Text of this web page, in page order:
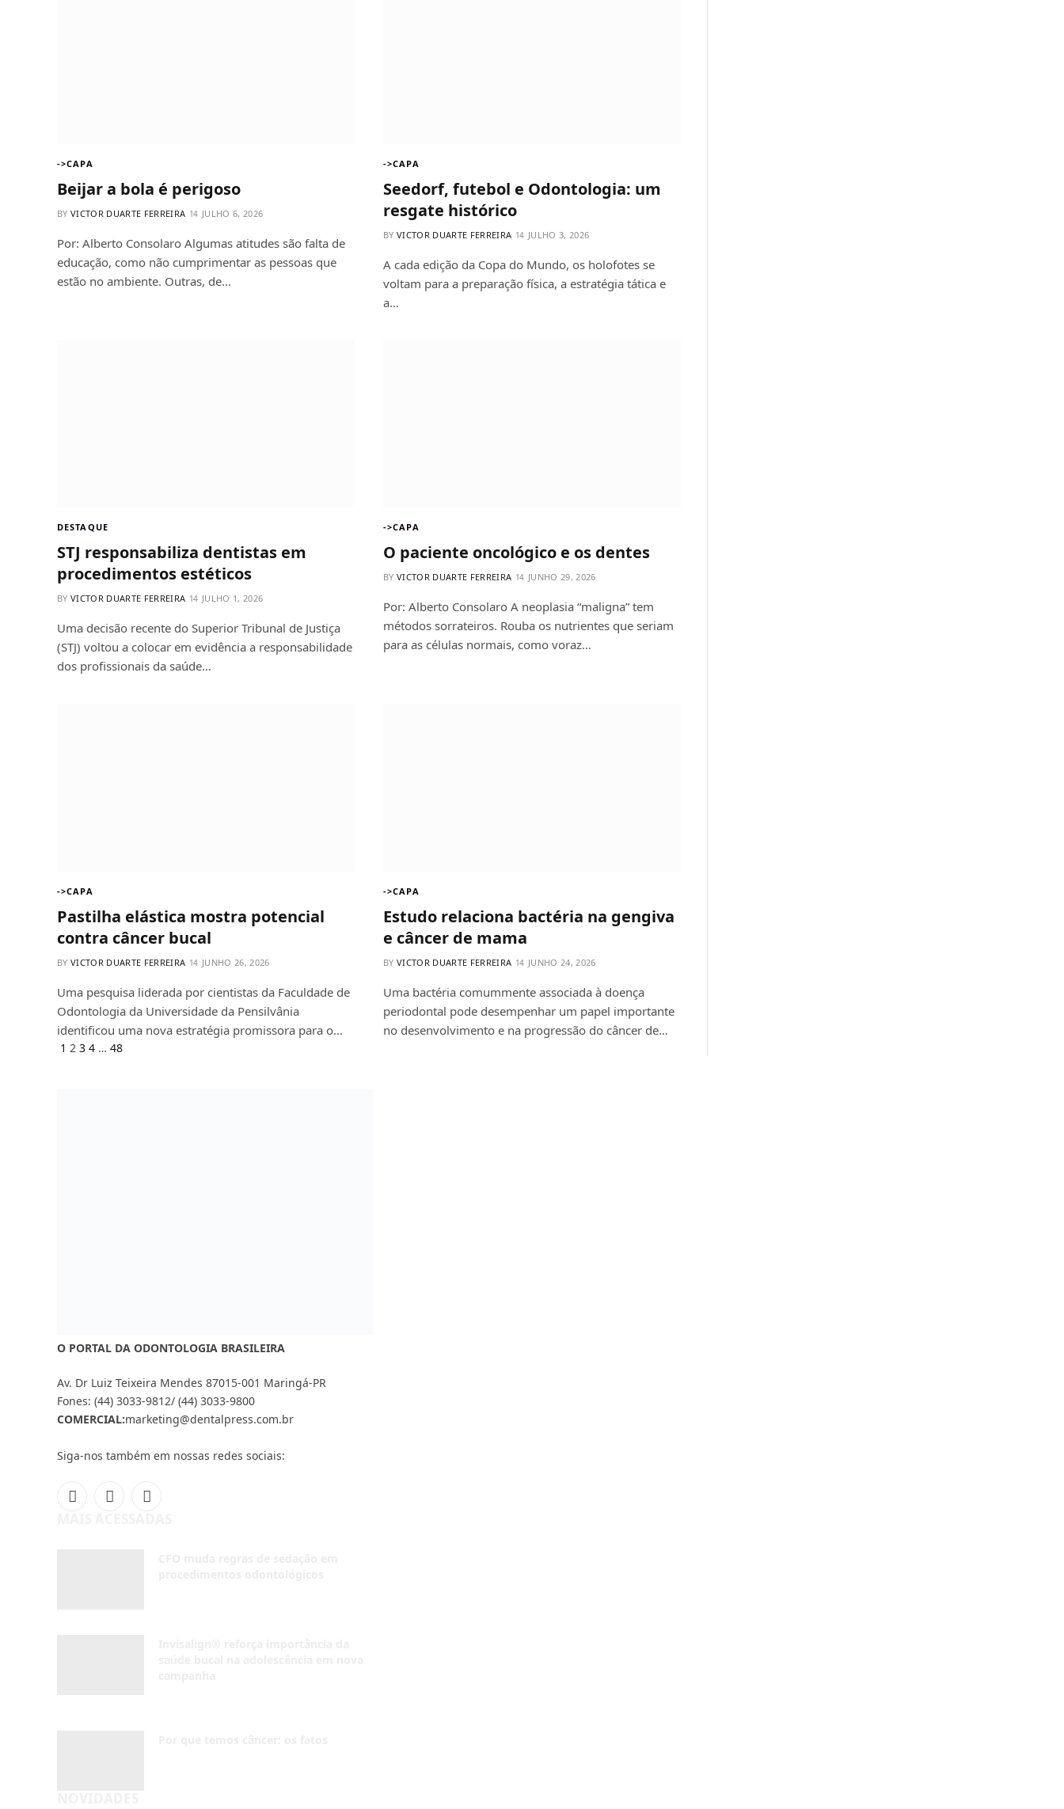
->CAPA
Beijar a bola é perigoso
BY VICTOR DUARTE FERREIRA JULHO 6, 2026
Por: Alberto Consolaro Algumas atitudes são falta de
educação, como não cumprimentar as pessoas que
estão no ambiente. Outras, de…
->CAPA
Seedorf, futebol e Odontologia: um
resgate histórico
BY VICTOR DUARTE FERREIRA JULHO 3, 2026
A cada edição da Copa do Mundo, os holofotes se
voltam para a preparação física, a estratégia tática e
a…
DESTAQUE
STJ responsabiliza dentistas em
procedimentos estéticos
BY VICTOR DUARTE FERREIRA JULHO 1, 2026
Uma decisão recente do Superior Tribunal de Justiça
(STJ) voltou a colocar em evidência a responsabilidade
dos profissionais da saúde…
->CAPA
O paciente oncológico e os dentes
BY VICTOR DUARTE FERREIRA JUNHO 29, 2026
Por: Alberto Consolaro A neoplasia “maligna” tem
métodos sorrateiros. Rouba os nutrientes que seriam
para as células normais, como voraz…
->CAPA
Pastilha elástica mostra potencial
contra câncer bucal
BY VICTOR DUARTE FERREIRA JUNHO 26, 2026
Uma pesquisa liderada por cientistas da Faculdade de
Odontologia da Universidade da Pensilvânia
identificou uma nova estratégia promissora para o…
->CAPA
Estudo relaciona bactéria na gengiva
e câncer de mama
BY VICTOR DUARTE FERREIRA JUNHO 24, 2026
Uma bactéria comummente associada à doença
periodontal pode desempenhar um papel importante
no desenvolvimento e na progressão do câncer de…
Previous
1 2 3 4 … 48
procedimentos odontológicos
AGOSTO 5, 2026
Invisalign® reforça importância da